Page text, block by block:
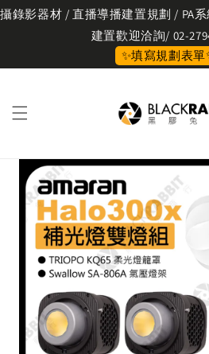
攝錄影器材 / 直播導播建置規劃 / PA
建置歡迎洽詢/ 02-
✨填寫規劃表單